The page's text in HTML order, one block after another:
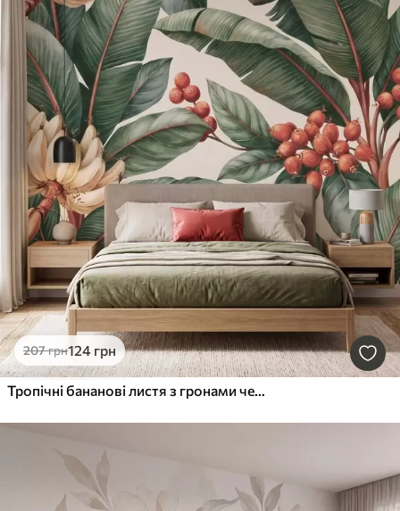
207грн124 грн
Тропічні бананові листя з гронами червоних кавових ягід, у стилі акварелі